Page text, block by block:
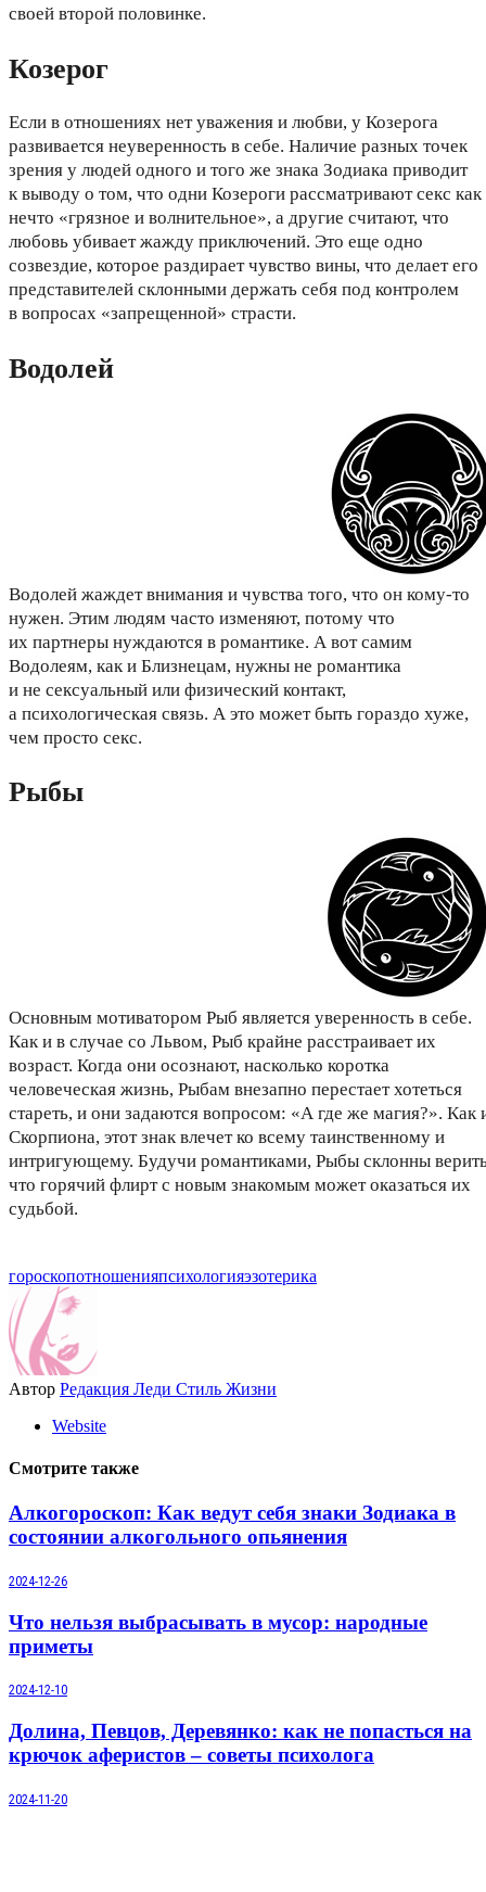
своей второй половинке.
Козерог
Если в отношениях нет уважения и любви, у Козерога
развивается неуверенность в себе. Наличие разных точек
зрения у людей одного и того же знака Зодиака приводит
к выводу о том, что одни Козероги рассматривают секс как
нечто «грязное и волнительное», а другие считают, что
любовь убивает жажду приключений. Это еще одно
созвездие, которое раздирает чувство вины, что делает его
представителей склонными держать себя под контролем
в вопросах «запрещенной» страсти.
Водолей
Водолей жаждет внимания и чувства того, что он кому-то
нужен. Этим людям часто изменяют, потому что
их партнеры нуждаются в романтике. А вот самим
Водолеям, как и Близнецам, нужны не романтика
и не сексуальный или физический контакт,
а психологическая связь. А это может быть гораздо хуже,
чем просто секс.
Рыбы
Основным мотиватором Рыб является уверенность в себе.
Как и в случае со Львом, Рыб крайне расстраивает их
возраст. Когда они осознают, насколько коротка
человеческая жизнь, Рыбам внезапно перестает хотеться
стареть, и они задаются вопросом: «А где же магия?». Как
Скорпиона, этот знак влечет ко всему таинственному и
интригующему. Будучи романтиками, Рыбы склонны
что горячий флирт с новым знакомым может оказаться их
судьбой.
гороскопотношенияпсихологияэзотерика
Автор Редакция Леди Стиль Жизни
Website
Смотрите также
Алкогороскоп: Как ведут себя знаки Зодиака в
состоянии алкогольного опьянения
2024-12-26
Что нельзя выбрасывать в мусор: народные
приметы
2024-12-10
Долина, Певцов, Деревянко: как не попасться на
крючок аферистов – советы психолога
2024-11-20